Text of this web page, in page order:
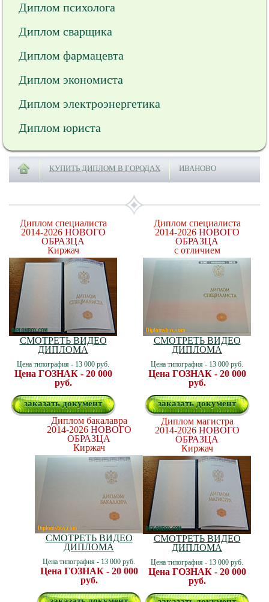
Диплом психолога
Диплом сварщика
Диплом фармацевта
Диплом экономиста
Диплом электроэнергетика
Диплом юриста
КУПИТЬ ДИПЛОМ В ГОРОДАХ ИВАНОВО
Диплом специалиста
2014-2026 НОВОГО
ОБРАЗЦА
Киржач
СМОТРЕТЬ ВИДЕО
ДИПЛОМА
Цена типография - 13 000 руб.
Цена ГОЗНАК - 20 000
руб.
заказать документ
Диплом специалиста
2014-2026 НОВОГО
ОБРАЗЦА
с отличием
СМОТРЕТЬ ВИДЕО
ДИПЛОМА
Цена типография - 13 000 руб.
Цена ГОЗНАК - 20 000
руб.
заказать документ
Диплом бакалавра
2014-2026 НОВОГО
ОБРАЗЦА
Киржач
СМОТРЕТЬ ВИДЕО
ДИПЛОМА
Цена типография - 13 000 руб.
Цена ГОЗНАК - 20 000
руб.
Диплом магистра
2014-2026 НОВОГО
ОБРАЗЦА
Киржач
СМОТРЕТЬ ВИДЕО
ДИПЛОМА
Цена типография - 13 000 руб.
Цена ГОЗНАК - 20 000
руб.